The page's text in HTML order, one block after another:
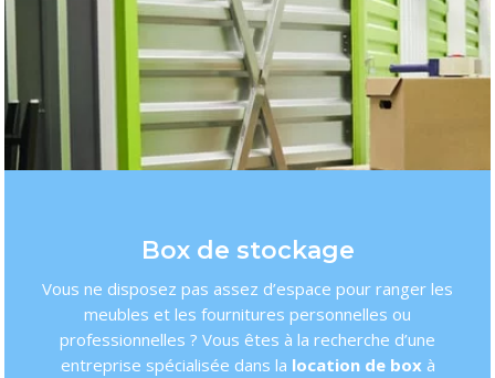
Box de stockage
Vous ne disposez pas assez d’espace pour ranger les
meubles et les fournitures personnelles ou
professionnelles ? Vous êtes à la recherche d’une
entreprise spécialisée dans la location de boxà